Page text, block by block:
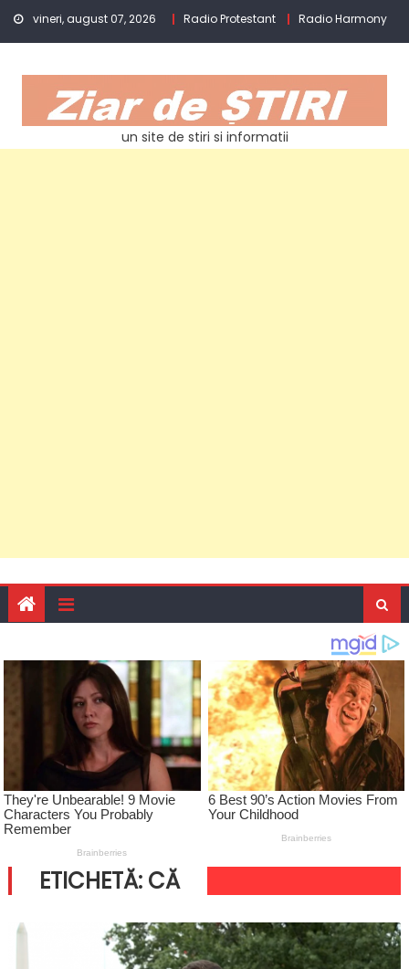
Skip
vineri, august 07, 2026 Radio Protestant Radio Harmony
un site de stiri si informatii
ETICHETĂ: CĂ